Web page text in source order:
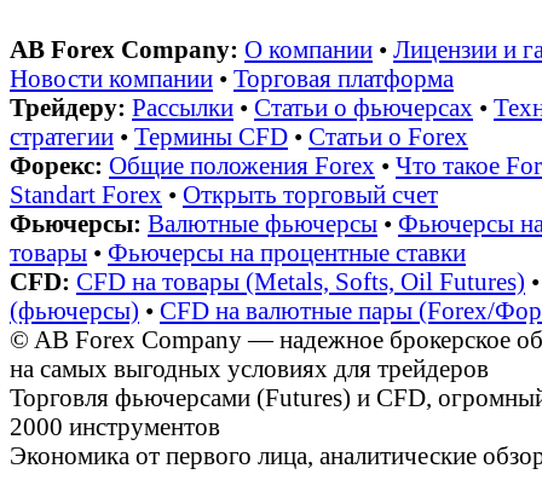
AB Forex Company: О компании • Лицензии и
Новости компании • Торговая платформа
Трейдеру: Рассылки • Статьи о фьючерсах •
стратегии • Термины CFD • Статьи о Forex
Форекс: Общие положения Forex • Что такое
Standart Forex • Открыть торговый счет
Фьючерсы: Валютные фьючерсы • Фьючерсы
товары • Фьючерсы на процентные ставки
CFD: CFD на товары (Metals, Softs, Oil Futures)
(фьючерсы) • CFD на валютные пары (Forex/
© AB Forex Company — надежное брокерское
на самых выгодных условиях для трейдеров
Торговля фьючерсами (Futures) и CFD,
2000 инструментов
Экономика от первого лица, аналитические